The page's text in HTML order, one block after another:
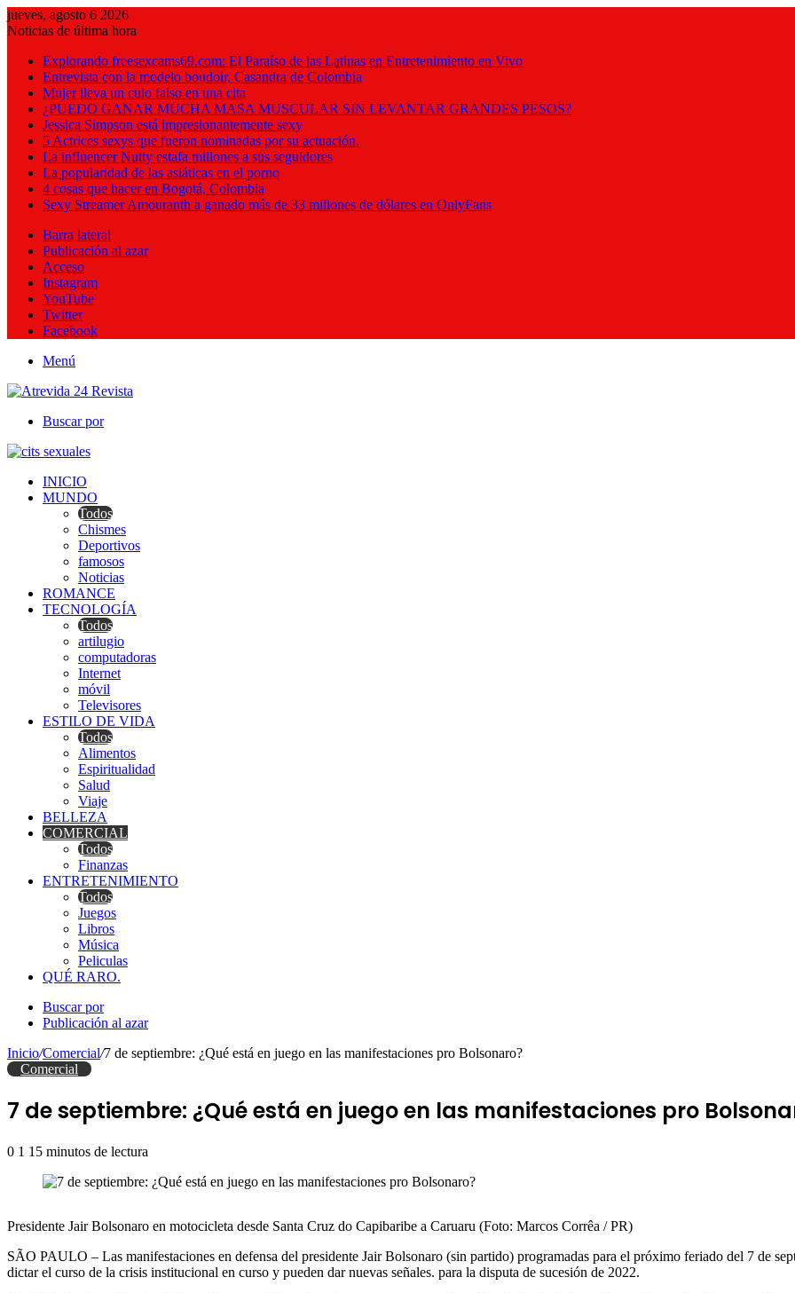
jueves, agosto 6 2026
Noticias de última hora
Explorando freesexcams69.com: El Paraíso de las Latinas en Entretenimiento en Vivo
Entrevista con la modelo boudoir, Casandra de Colombia
Mujer lleva un culo falso en una cita
¿PUEDO GANAR MUCHA MASA MUSCULAR SIN LEVANTAR GRANDES PESOS?
Jessica Simpson está impresionantemente sexy
5 Actrices sexys que fueron nominadas por su actuación.
La influencer Nutty estafa millones a sus seguidores
La popularidad de las asiáticas en el porno
4 cosas que hacer en Bogotá, Colombia
Sexy Streamer Amouranth a ganado más de 33 millones de dólares en OnlyFans
Barra lateral
Publicación al azar
Acceso
Instagram
YouTube
Twitter
Facebook
Menú
Buscar por
INICIO
MUNDO
Todos
Chismes
Deportivos
famosos
Noticias
ROMANCE
TECNOLOGÍA
Todos
artilugio
computadoras
Internet
móvil
Televisores
ESTILO DE VIDA
Todos
Alimentos
Espiritualidad
Salud
Viaje
BELLEZA
COMERCIAL
Todos
Finanzas
ENTRETENIMIENTO
Todos
Juegos
Libros
Música
Peliculas
QUÉ RARO.
Buscar por
Publicación al azar
Inicio/Comercial/7 de septiembre: ¿Qué está en juego en las manifestaciones pro Bolsonaro?
Comercial
7 de septiembre: ¿Qué está en juego en las manifestaciones pro
0 1 15 minutos de lectura
Presidente Jair Bolsonaro en motocicleta desde Santa Cruz do Capibaribe a Caruaru (Foto: Marcos Corrêa / PR)
SÃO PAULO – Las manifestaciones en defensa del presidente Jair Bolsonaro (sin partido) programadas para el próximo feriado del 7 de
dictar el curso de la crisis institucional en curso y pueden dar nuevas señales. para la disputa de sucesión de 2022.